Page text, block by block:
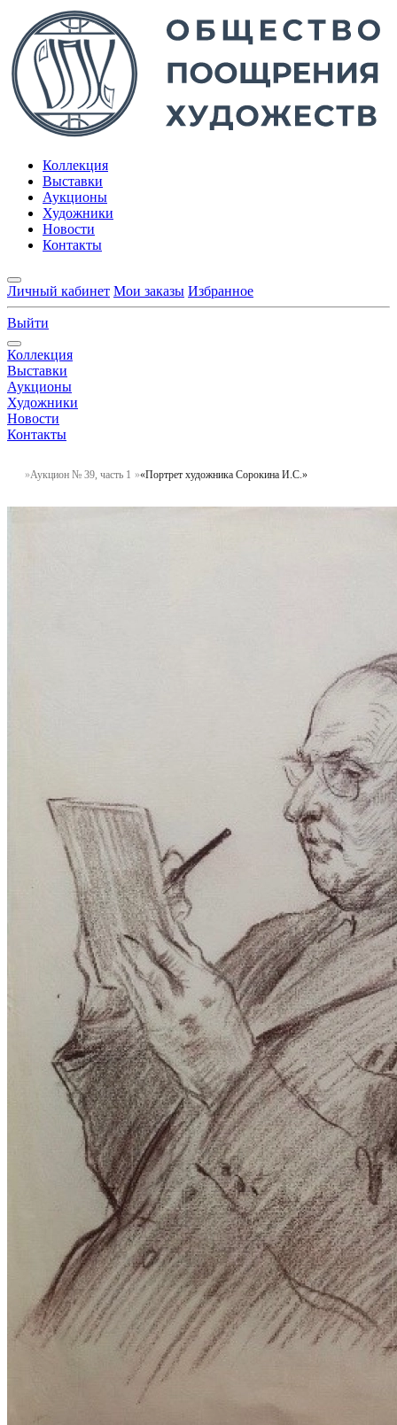
Коллекция
Выставки
Аукционы
Художники
Новости
Контакты
Личный кабинет Мои заказы Избранное
Выйти
Коллекция
Выставки
Аукционы
Художники
Новости
Контакты
Аукцион № 39, часть 1 «Портрет художника Сорокина И.С.»